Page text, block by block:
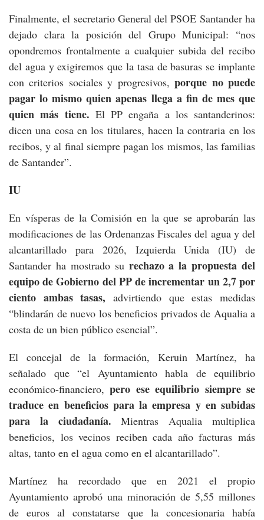
Finalmente, el secretario General del PSOE Santander ha
dejado clara la posición del Grupo Municipal: “nos
opondremos frontalmente a cualquier subida del recibo
del agua y exigiremos que la tasa de basuras se implante
con criterios sociales y progresivos,porque no puede
pagar lo mismo quien apenas llega a fin de mes que
quien más tiene. El PP engaña a los santanderinos:
dicen una cosa en los titulares, hacen la contraria en los
recibos, y al final siempre pagan los mismos, las familias
de Santander”.
IU
En vísperas de la Comisión en la que se aprobarán las
modificaciones de las Ordenanzas Fiscales del agua y del
alcantarillado para 2026, Izquierda Unida (IU) de
Santander ha mostrado su rechazo a la propuesta del
equipo de Gobierno del PP de incrementar un 2,7 por
ciento ambas tasas, advirtiendo que estas medidas
“blindarán de nuevo los beneficios privados de Aqualia a
costa de un bien público esencial”.
El concejal de la formación, Keruin Martínez, ha
señalado que “el Ayuntamiento habla de equilibrio
económico-financiero,pero ese equilibrio siempre se
traduce en beneficios para la empresa y en subidas
para la ciudadanía. Mientras Aqualia multiplica
beneficios, los vecinos reciben cada año facturas más
altas, tanto en el agua como en el alcantarillado”.
Martínez ha recordado que en 2021 el propio
Ayuntamiento aprobó una minoración de 5,55 millones
de euros al constatarse que la concesionaria había